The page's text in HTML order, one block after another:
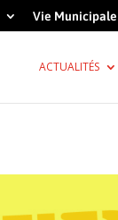
Vie Municipale
ACTUALITÉS